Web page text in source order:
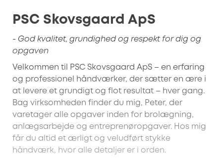
PSC Skovsgaard ApS
- God kvalitet, grundighed og respekt for dig og
opgaven
Velkommen til PSC Skovsgaard ApS – en erfaring
og professionel håndværker, der sætter en ære i
at levere et grundigt og flot resultat – hver gang.
Bag virksomheden finder du mig, Peter, der
varetager alle opgaver inden for brolægning,
anlægsarbejde og entreprenøropgaver. Hos mig
får du altid et ærligt og veludført stykke
håndværk, hvor alle detaljer er i orden.